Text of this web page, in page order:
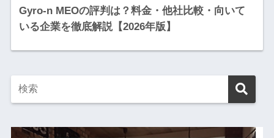
Gyro-n MEOの評判は？料金・他社比較・向いて
いる企業を徹底解説【2026年版】